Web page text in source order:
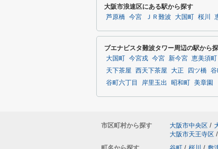
大阪市浪速区にある駅から探す
芦原橋 今宮 ＪＲ難波 大国町 桜川
ブエナビスタ難波タワー周辺の駅から
大国町 今宮戎 今宮 新今宮 恵美須町
天下茶屋
西天下茶屋 大正 四ツ橋 谷
谷町六丁目
岸里玉出 昭和町 美章園
市区町村から探す 大阪市中央区 /
大阪市天王寺区 /